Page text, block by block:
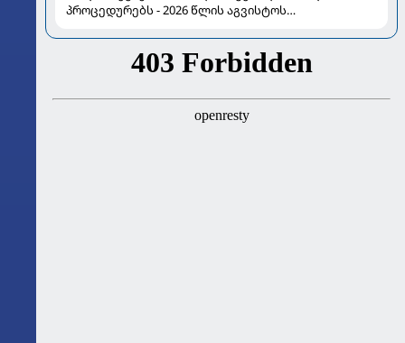
პროცედურებს - 2026 წლის აგვისტოს